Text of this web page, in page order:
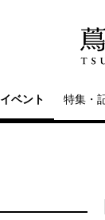
イベント 特集・